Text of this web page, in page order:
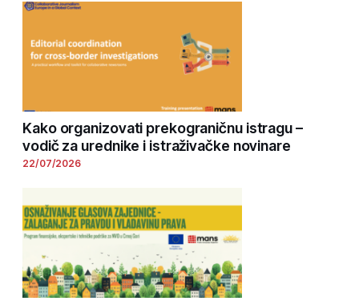
Kako organizovati prekograničnu istragu –
vodič za urednike i istraživačke novinare
22/07/2026